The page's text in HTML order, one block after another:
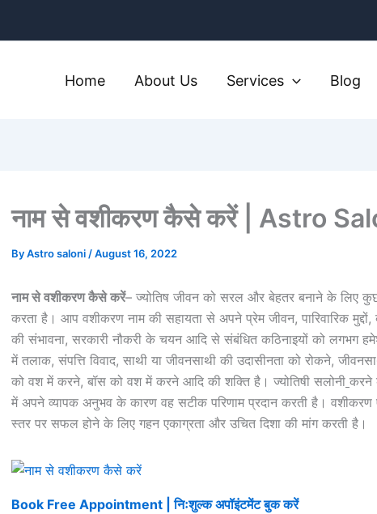
Home About Us Services Blog
नाम से वशीकरण कैसे करें | Astro
ByAstro saloni /August 16, 2022
नाम से वशीकरण कैसे करें– ज्योतिष जीवन को सरल और बेहतर बनाने के लिए कुछ
करता है। आप वशीकरण नाम की सहायता से अपने प्रेम जीवन, पारिवारिक मुद्दों,
की संभावना, सरकारी नौकरी के चयन आदि से संबंधित कठिनाइयों को लगभग
में तलाक, संपत्ति विवाद, साथी या जीवनसाथी की उदासीनता को रोकने,
को वश में करने, बॉस को वश में करने आदि की शक्ति है। ज्योतिषी सलोनी करने
में अपने व्यापक अनुभव के कारण वह सटीक परिणाम प्रदान करती है। वशीकरण
स्तर पर सफल होने के लिए गहन एकाग्रता और उचित दिशा की मांग करती है।
Book Free Appointment | निःशुल्क अपॉइंटमेंट बुक करें